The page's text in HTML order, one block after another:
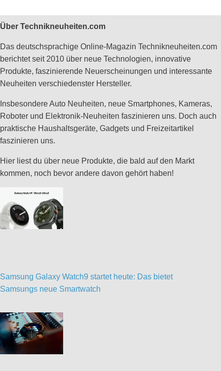
Über Technikneuheiten.com
Das deutschsprachige Online-Magazin Technikneuheiten.com
berichtet seit 2010 über neue Technologien, innovative
Produkte, faszinierende Neuerscheinungen und interessante
Neuheiten verschiedenster Hersteller.
Insbesondere Auto Neuheiten, neue Smartphones, Kameras,
Roboter und Elektronik-Neuheiten faszinieren uns. Doch auch
praktische Haushaltsgeräte, Gadgets und Freizeitartikel
faszinieren uns.
Hier liest du über neue Produkte, die bald auf den Markt
kommen, noch bevor andere davon gehört haben!
Samsung Galaxy Watch9 startet heute: Das bietet
Samsungs neue Smartwatch